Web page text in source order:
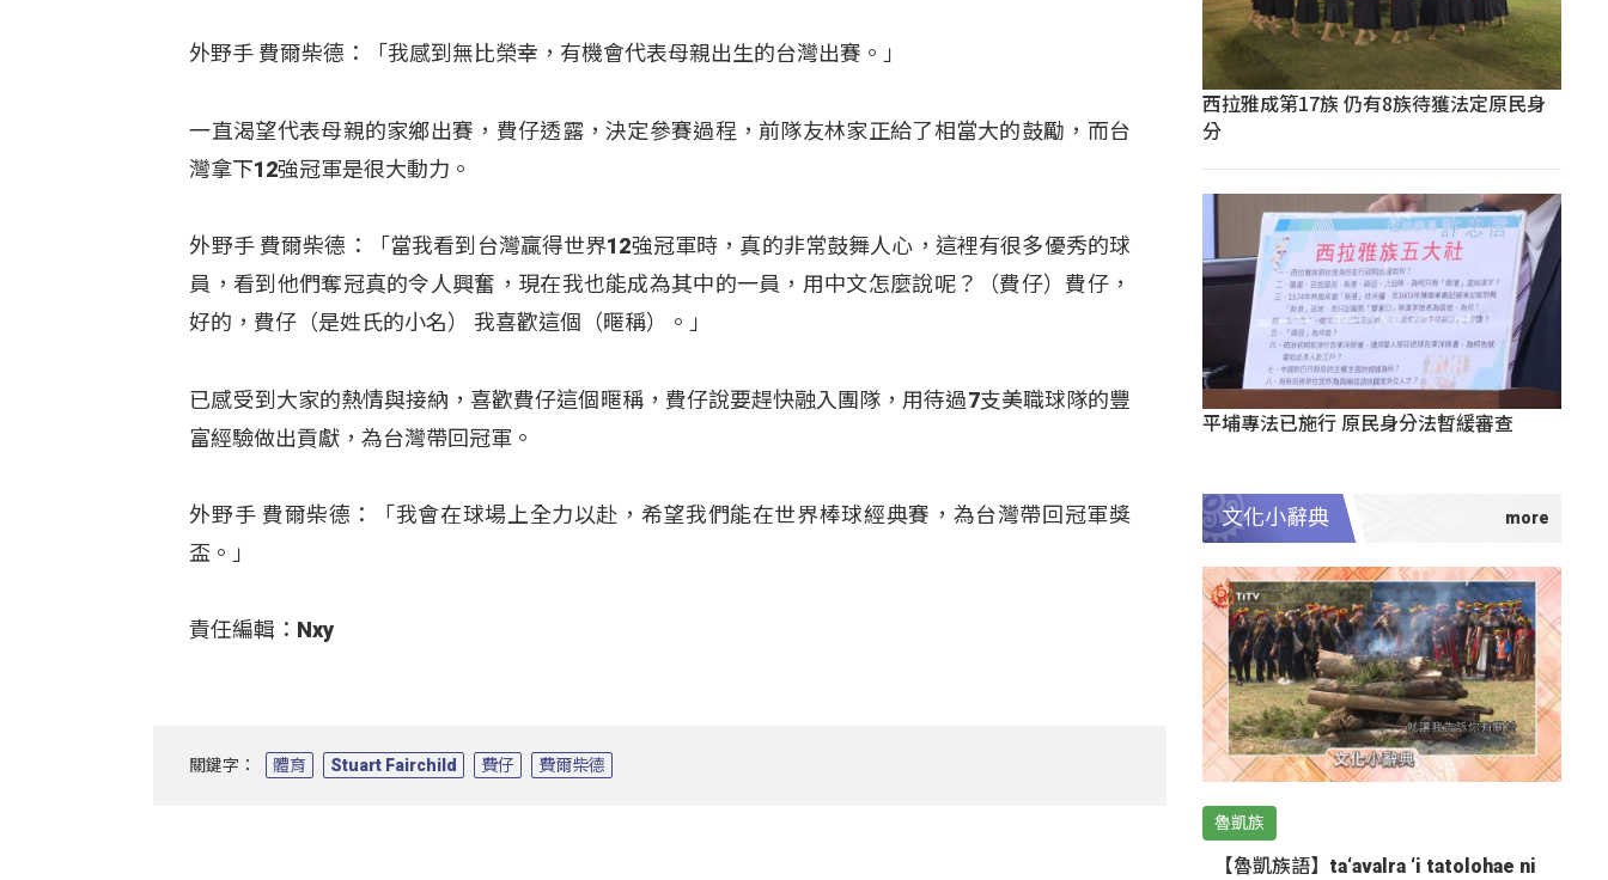
外野手 費爾柴德：「我感到無比榮幸，有機會代表母親出生的台灣出賽。」
一直渴望代表母親的家鄉出賽，費仔透露，決定參賽過程，前隊友林家正給了相當大的鼓勵，而台
灣拿下12強冠軍是很大動力。
外野手 費爾柴德：「當我看到台灣贏得世界12強冠軍時，真的非常鼓舞人心，這裡有很多優秀的球
員，看到他們奪冠真的令人興奮，現在我也能成為其中的一員，用中文怎麼說呢？（費仔）費仔，
好的，費仔（是姓氏的小名） 我喜歡這個（暱稱）。」
已感受到大家的熱情與接納，喜歡費仔這個暱稱，費仔說要趕快融入團隊，用待過7支美職球隊的豐
富經驗做出貢獻，為台灣帶回冠軍。
外野手 費爾柴德：「我會在球場上全力以赴，希望我們能在世界棒球經典賽，為台灣帶回冠軍獎
盃。」
責任編輯：Nxy
關鍵字： 體育 Stuart Fairchild 費仔 費爾柴德
西拉雅成第17族 仍有8族待獲法定原民身
分
平埔專法已施行 原民身分法暫緩審查
文化小辭典
魯凱族
【魯凱族語】ta‘avalra ‘i tatolohae ni